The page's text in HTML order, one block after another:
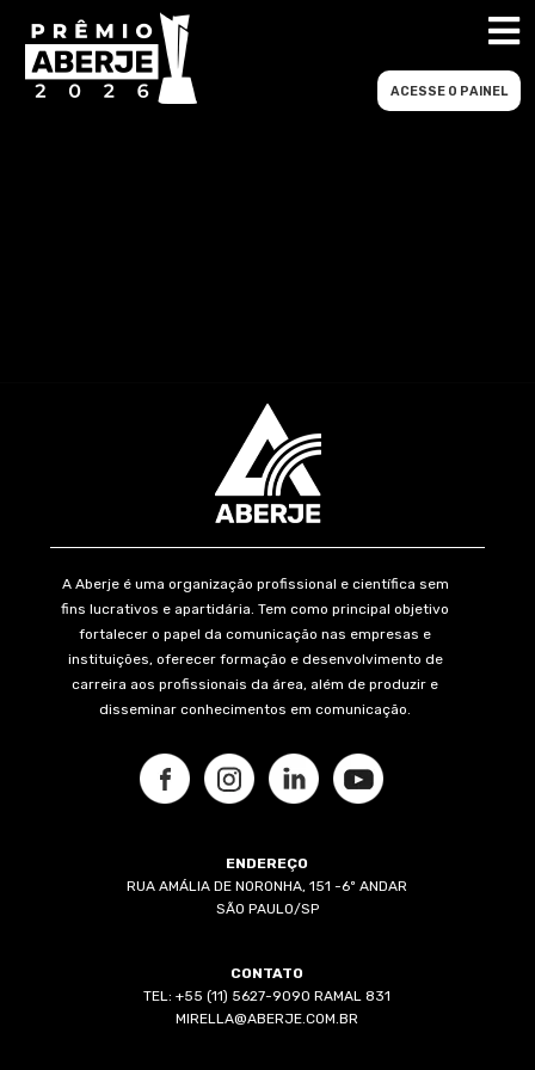
ACESSE O PAINEL
A Aberje é uma organização profissional e científica sem
fins lucrativos e apartidária. Tem como principal objetivo
fortalecer o papel da comunicação nas empresas e
instituições, oferecer formação e desenvolvimento de
carreira aos profissionais da área, além de produzir e
disseminar conhecimentos em comunicação.
ENDEREÇO
RUA AMÁLIA DE NORONHA, 151 -6º ANDAR
SÃO PAULO/SP
CONTATO
TEL: +55 (11) 5627-9090 RAMAL 831
MIRELLA@ABERJE.COM.BR